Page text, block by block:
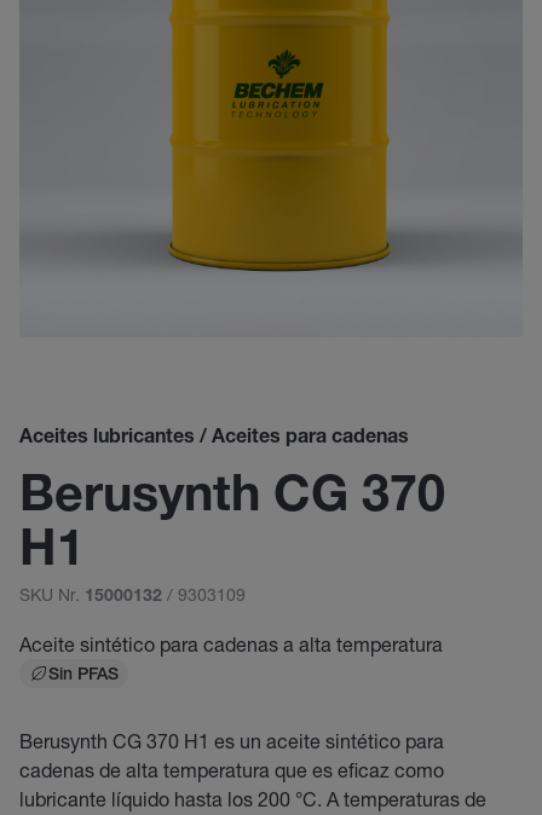
Aceites lubricantes / Aceites para cadenas
Berusynth CG 370
H1
SKU Nr. 15000132 / 9303109
Aceite sintético para cadenas a alta temperatura
Sin PFAS
Berusynth CG 370 H1 es un aceite sintético para
cadenas de alta temperatura que es eficaz como
lubricante líquido hasta los 200 °C. A temperaturas de